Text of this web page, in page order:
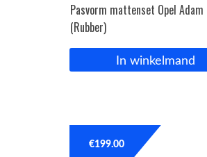
Pasvorm mattenset Opel Adam
(Rubber)
In winkelmand
€199.00